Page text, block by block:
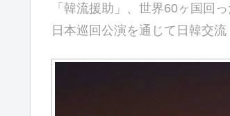
「韓流援助」、世界60ヶ国回
日本巡回公演を通じて日韓交